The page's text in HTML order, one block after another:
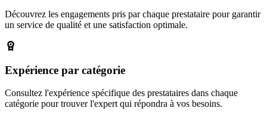
Découvrez les engagements pris par chaque prestataire pour garantir
un service de qualité et une satisfaction optimale.
Expérience par catégorie
Consultez l'expérience spécifique des prestataires dans chaque
catégorie pour trouver l'expert qui répondra à vos besoins.